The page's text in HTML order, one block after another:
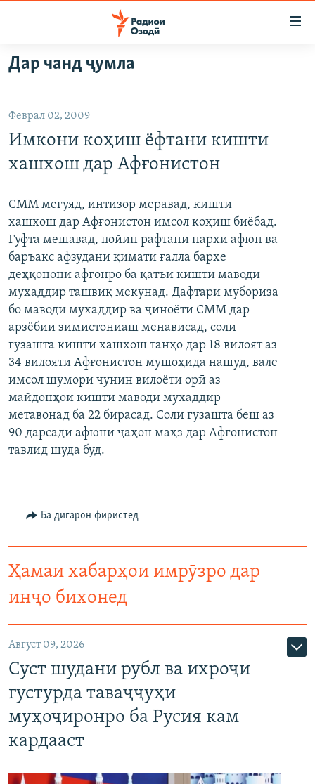
Ҷаҳиш
ба
аслӣ
Ҷаҳиш
ба
феҳристи
Ҷаҳиш
ҷустор
ГӮШАҲО
ОСИЁИ МАРКАЗӢ
ФАРҲАНГ
МЕҲМОНИ ОЗОДӢ
ВАРЗИШ
РӮЗГОРИ МУҲОҶИР
ҶАНГ ДАР УКРАИНА
НАЗАРИ МАРДУМ
БЛОГИСТОН
ОЗОДӢ ОНЛАЙН
ЧАНДРАСОНАӢ
ВИДЕО
НИГОРИСТОН
ГУЗОРИШҲОИ РАДИОӢ
РӮЙХАТҲО
КИТОБҲОИ ОЗОДӢ
Русский
ПАЙГИРӢ КУНЕД
Дар чанд ҷумла
Феврал 02, 2009
Имкони коҳиш ёфтани кишти
хашхош дар Афғонистон
СММ мегӯяд, интизор меравад, кишти
хашхош дар Афғонистон имсол коҳиш биёбад.
Гуфта мешавад, пойин рафтани нархи афюн ва
баръакс афзудани қимати ғалла бархе
деҳқонони афғонро ба қатъи кишти маводи
мухаддир ташвиқ мекунад. Дафтари мубориза
бо маводи мухаддир ва ҷиноёти СММ дар
арзёбии зимистониаш менависад, соли
гузашта кишти хашхош танҳо дар 18 вилоят аз
34 вилояти Афғонистон мушоҳида нашуд, вале
имсол шумори чунин вилоёти орӣ аз
майдонҳои кишти маводи мухаддир
метавонад ба 22 бирасад. Соли гузашта беш аз
90 дарсади афюни ҷаҳон маҳз дар Афғонистон
тавлид шуда буд.
Ба дигарон фиристед
Ҳамаи хабарҳои имрӯзро дар
инҷо бихонед
Август 09, 2026
Суст шудани рубл ва ихроҷи
густурда таваҷҷуҳи
муҳоҷиронро ба Русия кам
кардааст